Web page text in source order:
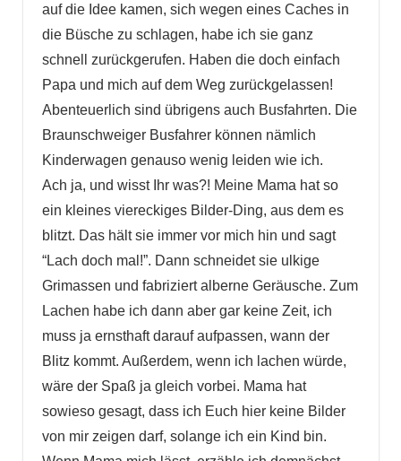
auf die Idee kamen, sich wegen eines Caches in
die Büsche zu schlagen, habe ich sie ganz
schnell zurückgerufen. Haben die doch einfach
Papa und mich auf dem Weg zurückgelassen!
Abenteuerlich sind übrigens auch Busfahrten. Die
Braunschweiger Busfahrer können nämlich
Kinderwagen genauso wenig leiden wie ich.
Ach ja, und wisst Ihr was?! Meine Mama hat so
ein kleines viereckiges Bilder-Ding, aus dem es
blitzt. Das hält sie immer vor mich hin und sagt
“Lach doch mal!”. Dann schneidet sie ulkige
Grimassen und fabriziert alberne Geräusche. Zum
Lachen habe ich dann aber gar keine Zeit, ich
muss ja ernsthaft darauf aufpassen, wann der
Blitz kommt. Außerdem, wenn ich lachen würde,
wäre der Spaß ja gleich vorbei. Mama hat
sowieso gesagt, dass ich Euch hier keine Bilder
von mir zeigen darf, solange ich ein Kind bin.